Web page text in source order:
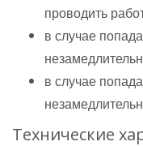
проводить
в случае
в случае
Технические